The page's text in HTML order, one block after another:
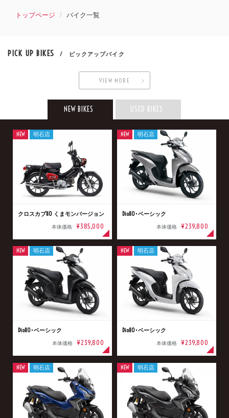
トップページ バイク一覧
PICK UP BIKES / ピックアップバイク
VIEW MORE
NEW BIKES USED BIKES
クロスカブ110 くまモンバージョン
本体価格 ¥385,000
NEW 明石店
Dio110･ベーシック
本体価格 ¥239,800
NEW 明石店
Dio110･ベーシック
本体価格 ¥239,800
NEW 明石店
Dio110･ベーシック
本体価格 ¥239,800
NEW 明石店
NEW 明石店 NEW 明石店